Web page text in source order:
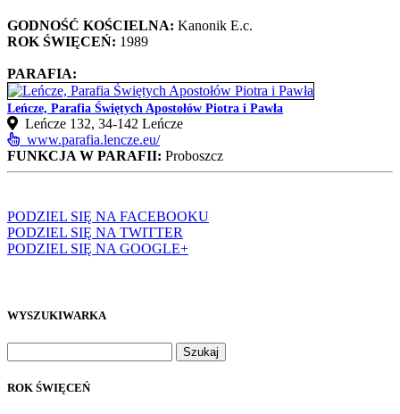
GODNOŚĆ KOŚCIELNA: Kanonik E.c.
ROK ŚWIĘCEŃ: 1989
PARAFIA:
Leńcze, Parafia Świętych Apostołów Piotra i Pawła
Leńcze 132, 34-142 Leńcze
www.parafia.lencze.eu/
FUNKCJA W PARAFII: Proboszcz
PODZIEL SIĘ NA FACEBOOKU
PODZIEL SIĘ NA TWITTER
PODZIEL SIĘ NA GOOGLE+
WYSZUKIWARKA
ROK ŚWIĘCEŃ